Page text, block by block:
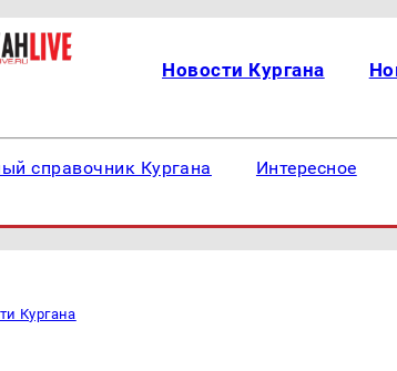
Новости Кургана
справочник Кургана Интересное
Кургана